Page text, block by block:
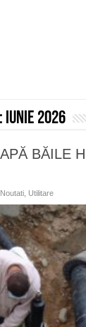
iunie 2026
BĂILE
Utilitare